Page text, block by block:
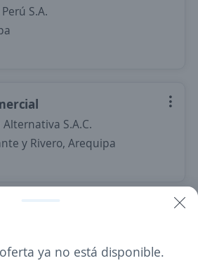
S.A.
Alternativa S.A.C.
y Rivero, Arequipa
B2B / Campus
ya no está disponible.